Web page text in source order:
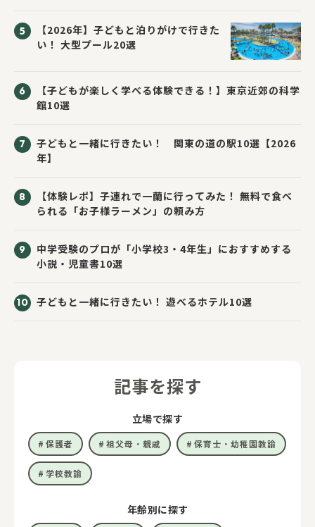
【2026年】子どもと泊りがけで行きた
い！ 大型プール20選
【子どもが楽しく学べる体験できる！】東京近郊の科学
館10選
子どもと一緒に行きたい！ 関東の道の駅10選【2026
年】
【体験レポ】子連れで一蘭に行ってみた！ 無料で食べ
られる「お子様ラーメン」の頼み方
中学受験のプロが「小学校3・4年生」におすすめする
小説・児童書10選
子どもと一緒に行きたい！ 遊べるホテル10選
記事を探す
立場で探す
保護者 祖父母・親戚 保育士・幼稚園教諭
学校教諭
年齢別に探す